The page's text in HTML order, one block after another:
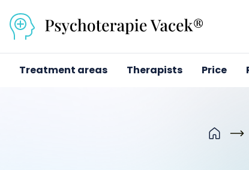
Treatment areas Therapists Price
Home